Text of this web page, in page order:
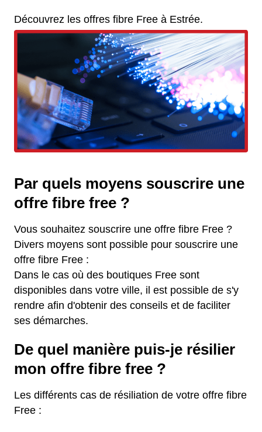
Découvrez les offres fibre Free à Estrée.
Par quels moyens souscrire une
offre fibre free ?
Vous souhaitez souscrire une offre fibre Free ?
Divers moyens sont possible pour souscrire une
offre fibre Free :
Dans le cas où des boutiques Free sont
disponibles dans votre ville, il est possible de s'y
rendre afin d'obtenir des conseils et de faciliter
ses démarches.
De quel manière puis-je résilier
mon offre fibre free ?
Les différents cas de résiliation de votre offre fibre
Free :